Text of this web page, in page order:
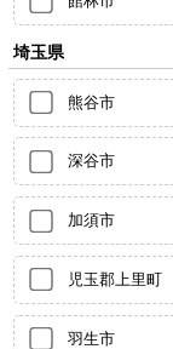
埼玉県
熊谷市
深谷市
加須市
児玉郡上里町
羽生市